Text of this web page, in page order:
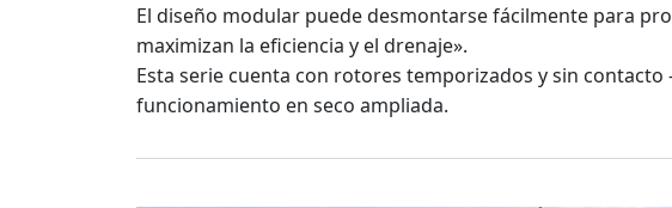
El diseño modular puede desmontarse fácilmente para
maximizan la eficiencia y el drenaje».
Esta serie cuenta con rotores temporizados y sin
funcionamiento en seco ampliada.